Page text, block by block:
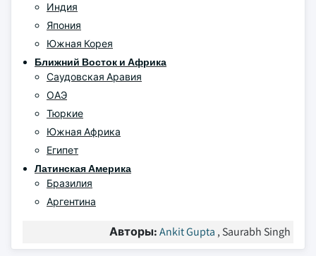
Индия
Япония
Южная Корея
Ближний Восток и Африка
Саудовская Аравия
ОАЭ
Тюркие
Южная Африка
Египет
Латинская Америка
Бразилия
Аргентина
Авторы:Ankit Gupta , Saurabh Singh